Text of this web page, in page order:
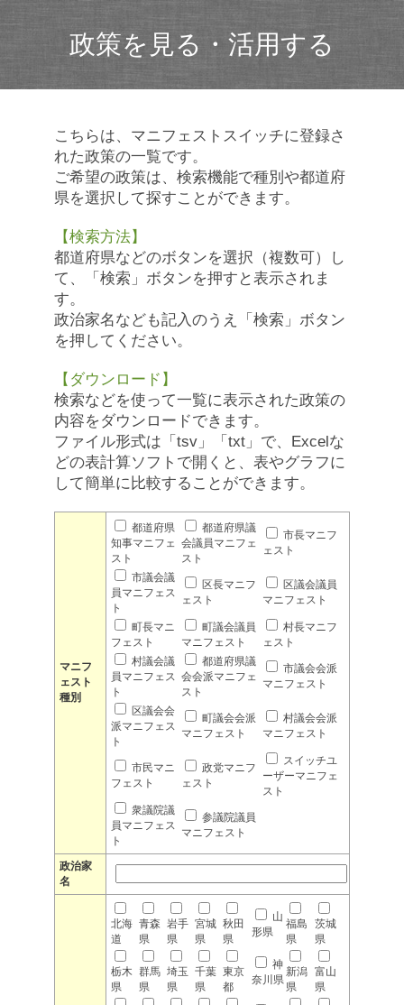
政策を見る・活用する
こちらは、マニフェストスイッチに登録さ
れた政策の一覧です。
ご希望の政策は、検索機能で種別や都道府
県を選択して探すことができます。
【検索方法】
都道府県などのボタンを選択（複数可）し
て、「検索」ボタンを押すと表示されま
す。
政治家名なども記入のうえ「検索」ボタン
を押してください。
【ダウンロード】
検索などを使って一覧に表示された政策の
内容をダウンロードできます。
ファイル形式は「tsv」「txt」で、Excelな
どの表計算ソフトで開くと、表やグラフに
して簡単に比較することができます。
マニフ
ェスト
種別
都道府県
知事マニフェ
スト
都道府県議
会議員マニフェ
スト
市長マニフ
ェスト
市議会議
員マニフェス
ト
区長マニフ
ェスト
区議会議員
マニフェスト
町長マニ
フェスト
町議会議員
マニフェスト
村長マニフ
ェスト
村議会議
員マニフェス
ト
都道府県議
会会派マニフェ
スト
市議会会派
マニフェスト
区議会会
派マニフェス
ト
町議会会派
マニフェスト
村議会会派
マニフェスト
市民マニ
フェスト
政党マニフ
ェスト
スイッチユ
ーザーマニフェ
スト
衆議院議
員マニフェス
ト
参議院議員
マニフェスト
政治家
名
北海
道
青森
県
岩手
県
宮城
県
秋田
県
山
形県
福島
県
茨城
県
栃木
県
群馬
県
埼玉
県
千葉
県
東京
都
神
奈川県
新潟
県
富山
県